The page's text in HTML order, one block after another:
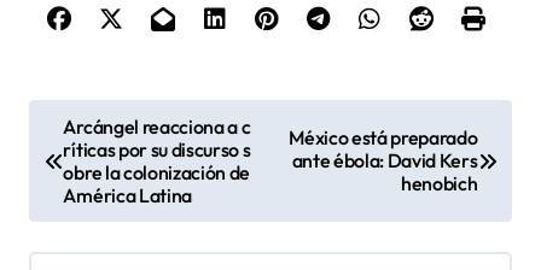
a
Arcángel reacciona a c
ríticas por su discurso s
obre la colonización de
América Latina
México está preparado
ante ébola: David Kers
henobich